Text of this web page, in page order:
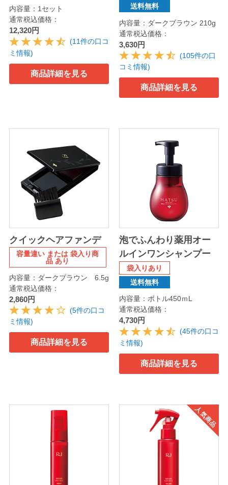
内容量：1セット
通常税込価格：
12,320円
(11件の口コ
ミ情報)
商品詳細を見る
送料無料
内容量：ダークブラウン 210g
通常税込価格：
3,630円
(105件の口
コミ情報)
商品詳細を見る
クイックヘアファンデ
容量違い または 袋入り商
品 あり
内容量：ダークブラウン 6.5g
通常税込価格：
2,860円
(5件の口コ
ミ情報)
商品詳細を見る
泡でふんわり薬用オー
ルインワンシャンプー
袋入りあり
送料無料
内容量：ボトル450ｍL
通常税込価格：
4,730円
(45件の口コ
ミ情報)
商品詳細を見る
人気商品